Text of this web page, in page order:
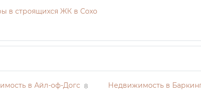
в строящихся ЖК в Сохо
в Айл-оф-Догс 8 Недвижимость в